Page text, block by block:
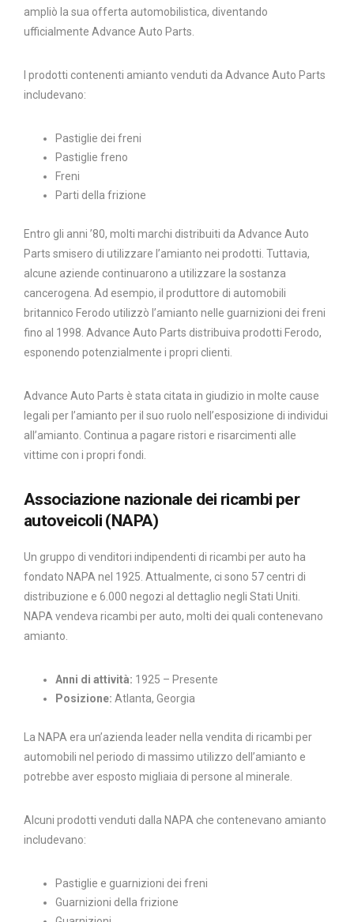
ampliò la sua offerta automobilistica, diventando
ufficialmente Advance Auto Parts.
I prodotti contenenti amianto venduti da Advance Auto Parts
includevano:
Pastiglie dei freni
Pastiglie freno
Freni
Parti della frizione
Entro gli anni ’80, molti marchi distribuiti da Advance Auto
Parts smisero di utilizzare l’amianto nei prodotti. Tuttavia,
alcune aziende continuarono a utilizzare la sostanza
cancerogena. Ad esempio, il produttore di automobili
britannico Ferodo utilizzò l’amianto nelle guarnizioni dei freni
fino al 1998. Advance Auto Parts distribuiva prodotti Ferodo,
esponendo potenzialmente i propri clienti.
Advance Auto Parts è stata citata in giudizio in molte cause
legali per l’amianto per il suo ruolo nell’esposizione di individui
all’amianto. Continua a pagare ristori e risarcimenti alle
vittime con i propri fondi.
Associazione nazionale dei ricambi per
autoveicoli (NAPA)
Un gruppo di venditori indipendenti di ricambi per auto ha
fondato NAPA nel 1925. Attualmente, ci sono 57 centri di
distribuzione e 6.000 negozi al dettaglio negli Stati Uniti.
NAPA vendeva ricambi per auto, molti dei quali contenevano
amianto.
Anni di attività: 1925 – Presente
Posizione: Atlanta, Georgia
La NAPA era un’azienda leader nella vendita di ricambi per
automobili nel periodo di massimo utilizzo dell’amianto e
potrebbe aver esposto migliaia di persone al minerale.
Alcuni prodotti venduti dalla NAPA che contenevano amianto
includevano:
Pastiglie e guarnizioni dei freni
Guarnizioni della frizione